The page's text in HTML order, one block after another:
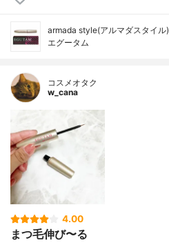
armada style(アルマダスタイル)
エグータム
コスメオタク
w_cana
4.00
まつ毛伸び〜る